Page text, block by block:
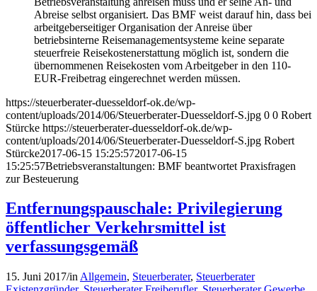
Abreise selbst organisiert. Das BMF weist darauf hin, dass bei
arbeitgeberseitiger Organisation der Anreise über
betriebsinterne Reisemanagementsysteme keine separate
steuerfreie Reisekostenerstattung möglich ist, sondern die
übernommenen Reisekosten vom Arbeitgeber in den 110-
EUR-Freibetrag eingerechnet werden müssen.
https://steuerberater-duesseldorf-ok.de/wp-
content/uploads/2014/06/Steuerberater-Duesseldorf-S.jpg 0 0 Robert
Stürcke https://steuerberater-duesseldorf-ok.de/wp-
content/uploads/2014/06/Steuerberater-Duesseldorf-S.jpg Robert
Stürcke2017-06-15 15:25:572017-06-15
15:25:57Betriebsveranstaltungen: BMF beantwortet Praxisfragen
zur Besteuerung
Entfernungspauschale: Privilegierung
öffentlicher Verkehrsmittel ist
verfassungsgemäß
15. Juni 2017/in Allgemein, Steuerberater, Steuerberater